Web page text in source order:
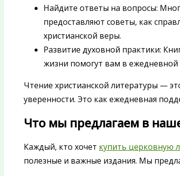
Найдите ответы на вопросы:
предоставляют советы, как
христианской веры.
Развитие духовной практики:
жизни помогут вам в ежедневной
Чтение христианской литературы —
уверенности. Это как ежедневная
Что мы предлагаем в
Каждый, кто хочет купить церковную
полезные и важные издания. Мы